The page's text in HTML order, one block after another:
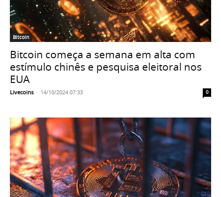
Bitcoin
Bitcoin começa a semana em alta com
estímulo chinês e pesquisa eleitoral nos
EUA
Livecoins - 14/10/2024 07:33 0